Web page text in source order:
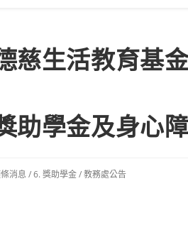
慈生活教育基
助學金及身心
消息 /6. 獎助學金/教務處公告